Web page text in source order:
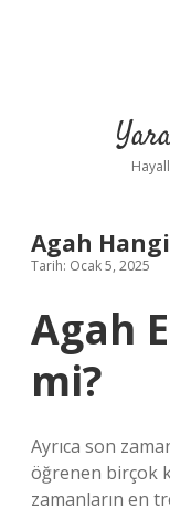
Agah
Tarih: Ocak 5, 2025
Agah
mi?
Ayrıca son
öğrenen birçok
zamanların en